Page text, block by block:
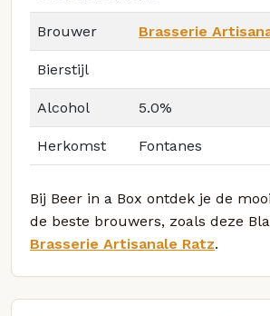
Brouwer Brasserie
Bierstijl
Alcohol 5.0%
Herkomst Fontanes
Bij Beer in a Box ontdek je de
de beste brouwers, zoals deze
Brasserie Artisanale Ratz.